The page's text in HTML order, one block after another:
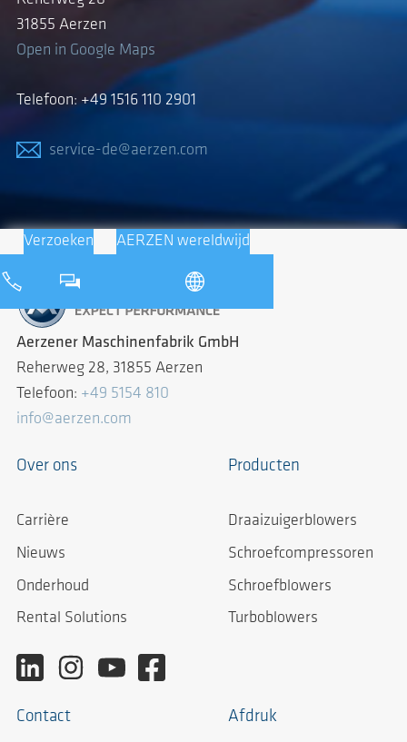
31855 Aerzen
Open in Google Maps
Telefoon: +49 1516 110 2901
service-de@aerzen.com
Verzoeken AERZEN wereldwijd
Aerzener Maschinenfabrik GmbH
Reherweg 28, 31855 Aerzen
Telefoon: +49 5154 810
info@aerzen.com
Over ons
Carrière
Nieuws
Onderhoud
Rental Solutions
Producten
Draaizuigerblowers
Schroefcompressoren
Schroefblowers
Turboblowers
Contact Afdruk